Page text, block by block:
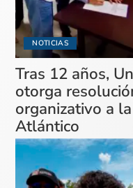
NOTICIAS
Tras 12 años,
otorga
organizativo a
Atlántico